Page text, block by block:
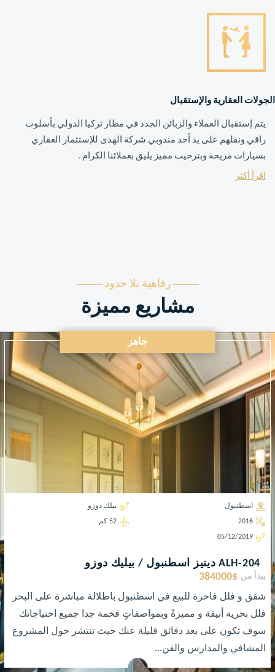
الجولات العقارية والإستقبال
يتم إستقبال العملاء والزبائن الجدد في مطار تركيا الدولي بأسلوب
راقي ونقلهم على يد أحد مندوبي شركة الهدى للإستثمار العقاري
بسيارات مريحة وبترحيب مميز يليق بعملائنا الكرام .
اقرأ أكثر
رفاهية بلا حدود
مشاريع مميزة
جاهز
اسطنبول بيلك دوزو
2016 52 كم
05/12/2019
ALH-204 دينيز اسطنبول / بيليك دوزو
يبدأ من 384000$
شقق و فلل فاخرة للبيع في اسطنبول باطلالة مباشرة على البحر
فلل بحرية أنيقة و مميزةٌ وبمواصفاتٍ فخمة جدا جميع احتياجاتك
سوف تكون على بعد دقائق قليلة عنك حيث تنتشر حول المشروع
المشافي والمدارس والفن...